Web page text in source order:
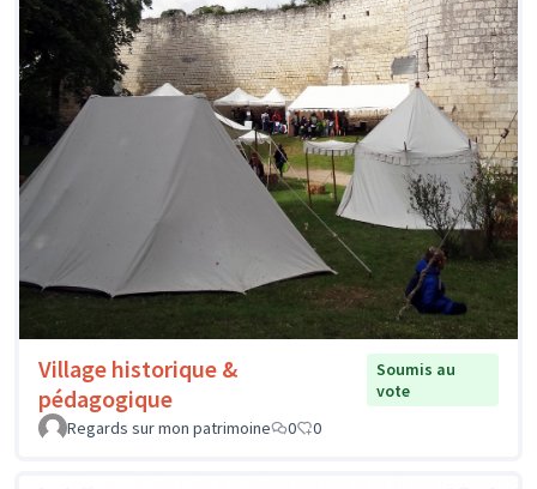
Village historique &
pédagogique
Soumis au
vote
Regards sur mon patrimoine
0 0